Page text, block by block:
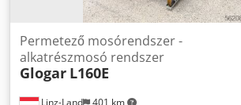
Permetező mosórendszer -
alkatrészmosó rendszer
Glogar L160E